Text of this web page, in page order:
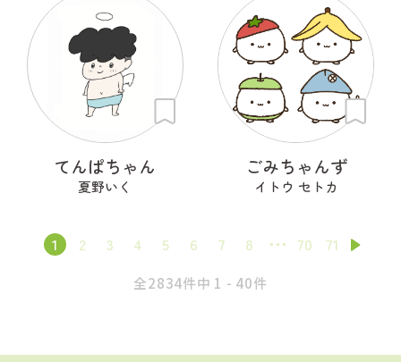
てんぱちゃん
夏野いく
ごみちゃんず
イトウ セトカ
1 2 3 4 5 6 7 8 70 71
全2834件中 1 - 40件